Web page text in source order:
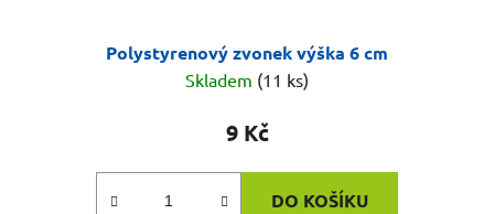
Polystyrenový zvonek výška 6 cm
Skladem (11 ks)
9 Kč
DO KOŠÍKU